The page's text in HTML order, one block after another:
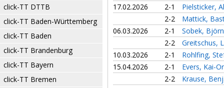
click-TT DTTB
click-TT Baden-Württemberg
click-TT Baden
click-TT Brandenburg
click-TT Bayern
click-TT Bremen
17.02.2026
2-1
Pielsticker,
2-2
Mattick,
06.03.2026
2-1
Sobek,
2-2
Greitschus,
10.03.2026
2-1
Rohlfing,
15.04.2026
2-1
Evers, Kai-
2-2
Krause,